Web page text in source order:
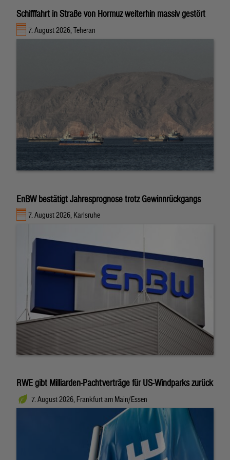
Schifffahrt in Straße von Hormuz weiterhin massiv gestört
7. August 2026, Teheran
EnBW bestätigt Jahresprognose trotz Gewinnrückgangs
7. August 2026, Karlsruhe
RWE gibt Milliarden-Pachtverträge für US-Windparks zurück
7. August 2026, Frankfurt am Main/Essen